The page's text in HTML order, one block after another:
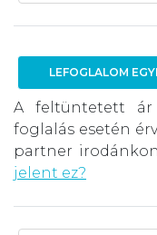
LEFOGLALOM
A feltüntetett ár
foglalás esetén
partner
jelent ez?